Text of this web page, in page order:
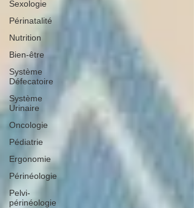
Sexologie
Périnatalité
Nutrition
Bien-être
Système
Défecatoire
Système
Urinaire
Oncologie
Pédiatrie
Ergonomie
Périnéologie
Pelvi-
périnéologie